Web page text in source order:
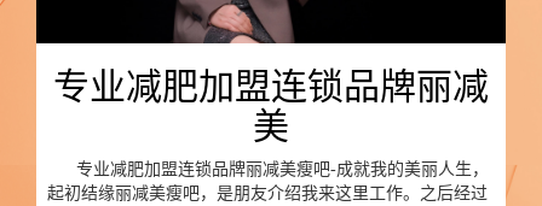
专业减肥加盟连锁品牌丽减
美
专业减肥加盟连锁品牌丽减美瘦吧-成就我的美丽人生，
起初结缘丽减美瘦吧，是朋友介绍我来这里工作。之后经过